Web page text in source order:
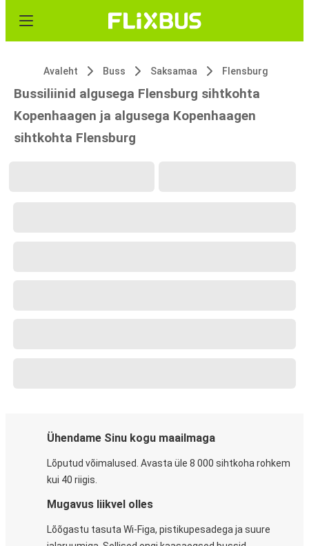
Avaleht Buss Saksamaa Flensburg
Bussiliinid algusega Flensburg sihtkohta
Kopenhaagen ja algusega Kopenhaagen
sihtkohta Flensburg
Ühendame Sinu kogu maailmaga
Lõputud võimalused. Avasta üle 8 000 sihtkoha rohkem
kui 40 riigis.
Mugavus liikvel olles
Lõõgastu tasuta Wi-Figa, pistikupesadega ja suure